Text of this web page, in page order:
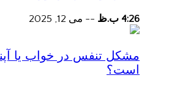
4:26 ب.ظ -- می 12, 2025
مشکل تنفس در خواب یا
است؟